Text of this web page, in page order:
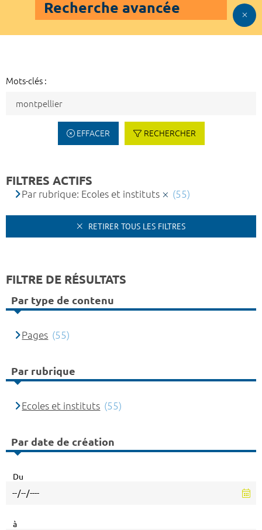
Recherche avancée
Mots-clés :
EFFACER RECHERCHER
FILTRES ACTIFS
Par rubrique: Ecoles et instituts (55)
RETIRER TOUS LES FILTRES
FILTRE DE RÉSULTATS
Par type de contenu
Pages (55)
Par rubrique
Ecoles et instituts (55)
Par date de création
Du
à